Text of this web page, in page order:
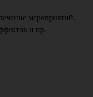
мероприятий.
и пр.